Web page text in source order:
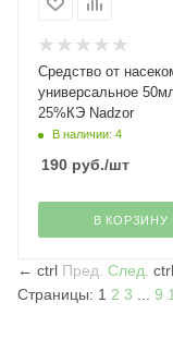
Средство от
универсальное 50мл
25%КЭ Nadzor
В наличии: 4
190 руб./шт
В КОРЗИНУ
← ctrl Пред. След. ctrl
Страницы: 1 2 3 9